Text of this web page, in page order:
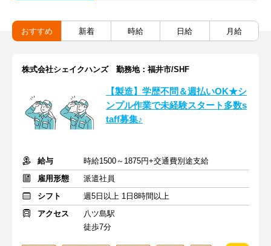
おすすめ 新着 時給 日給 月給
株式会社シェイクハンズ 勤務地：福井市/SHF
【製造】学歴不問＆週払いOK★シ
ンプル作業で未経験スタート多数s
taff募集♪
給与
時給1500～1875円+交通費別途支給
雇用形態
派遣社員
シフト
週5日以上 1日8時間以上
アクセス
八ツ島駅
徒歩7分